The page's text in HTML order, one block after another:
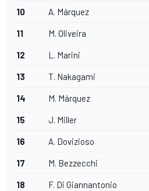
10 A. Márquez
11 M. Oliveira
12 L. Marini
13 T. Nakagami
14 M. Márquez
15 J. Miller
16 A. Dovizioso
17 M. Bezzecchi
18 F. Di Giannantonio